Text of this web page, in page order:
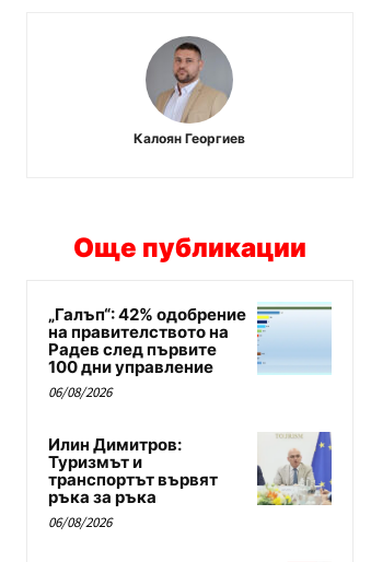
Калоян Георгиев
Още публикации
„Галъп“: 42% одобрение
на правителството на
Радев след първите
100 дни управление
06/08/2026
Илин Димитров:
Туризмът и
транспортът вървят
ръка за ръка
06/08/2026